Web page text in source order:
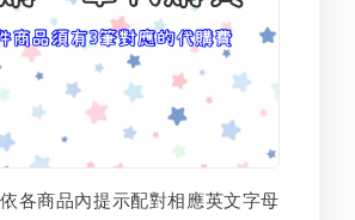
各商品內提示配對相應英文字母